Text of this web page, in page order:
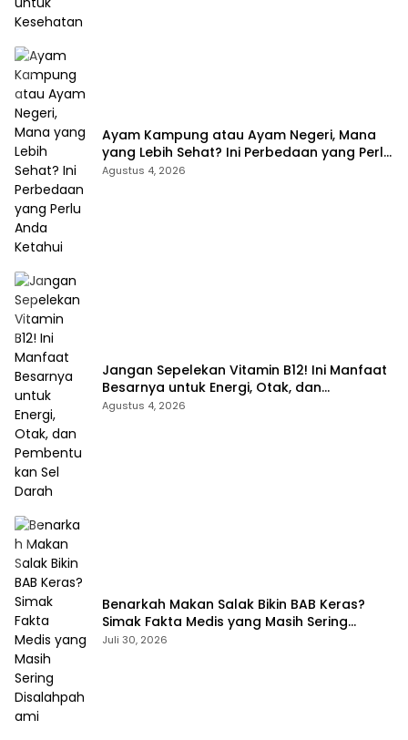
Ayam Kampung atau Ayam Negeri, Mana
yang Lebih Sehat? Ini Perbedaan yang Perlu
Anda Ketahui
Agustus 4, 2026
Jangan Sepelekan Vitamin B12! Ini Manfaat
Besarnya untuk Energi, Otak, dan
Pembentukan Sel Darah
Agustus 4, 2026
Benarkah Makan Salak Bikin BAB Keras?
Simak Fakta Medis yang Masih Sering
Disalahpahami
Juli 30, 2026